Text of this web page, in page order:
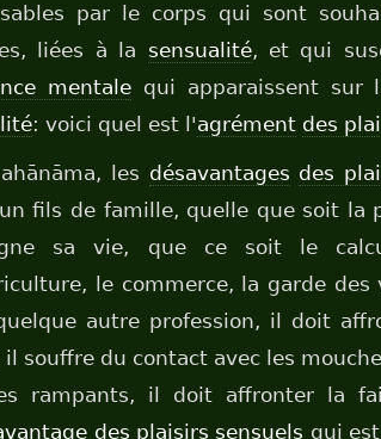
par le corps qui sont
liées à la sensualité, et qui
mentale qui apparaissent sur
: voici quel est l'agrément des
les désavantages des
fils de famille, quelle que soit la
sa vie, que ce soit le
le commerce, la garde des
autre profession, il doit
souffre du contact avec les
rampants, il doit affronter la
des plaisirs sensuels qui